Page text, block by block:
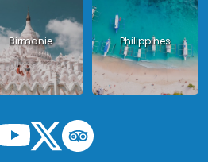
Birmanie Philippines